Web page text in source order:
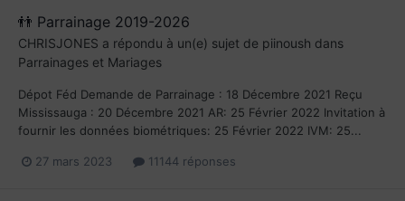
👬 Parrainage 2019-2026
CHRISJONES a répondu à un(e) sujet de piinoush dans
Parrainages et Mariages
Dépot Féd Demande de Parrainage : 18 Décembre 2021 Reçu
Mississauga : 20 Décembre 2021 AR: 25 Février 2022 Invitation à
fournir les données biométriques: 25 Février 2022 IVM: 25...
27 mars 2023 11144 réponses